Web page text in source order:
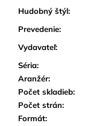
Hudobný štýl:
Prevedenie:
Vydavateľ:
Séria:
Aranžér:
Počet skladieb:
Počet strán:
Formát: